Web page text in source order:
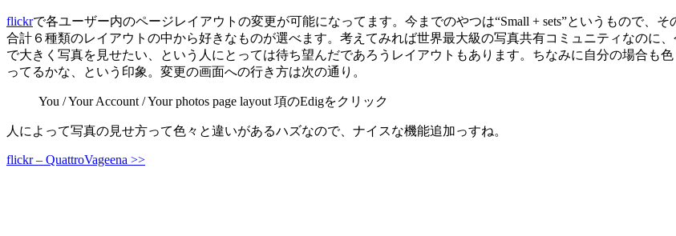
flickrで各ユーザー内のページレイアウトの変更が可能になってます。今までのやつは“Small + sets”というもので、
合計６種類のレイアウトの中から好きなものが選べます。考えてみれば世界最大級の写真共有コミュニティなのに
で大きく写真を見せたい、という人にとっては待ち望んだであろうレイアウトもあります。ちなみに自分の場合も
ってるかな、という印象。変更の画面への行き方は次の通り。
You / Your Account / Your photos page layout 項のEdigをクリック
人によって写真の見せ方って色々と違いがあるハズなので、ナイスな機能追加っすね。
flickr – QuattroVageena >>